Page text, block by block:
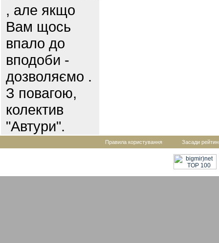
, але якщо
Вам щось
впало до
вподоби -
дозволяємо .
З повагою,
колектив
"Автури".
Правила користування Засади